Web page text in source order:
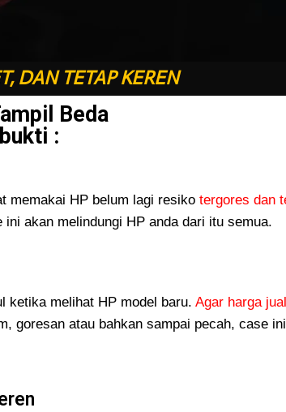
DAN TETAP KEREN
Beda
:
memakai HP belum lagi resiko tergores dan
akan melindungi HP anda dari itu semua.
ketika melihat HP model baru. Agar harga
goresan atau bahkan sampai pecah, case